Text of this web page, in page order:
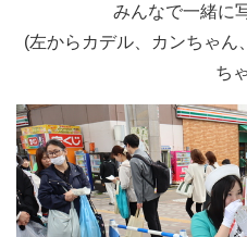
みんなで一緒に
(左からカデル、カンちゃん
ち